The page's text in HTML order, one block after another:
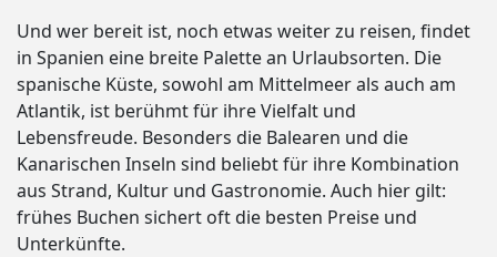
Und wer bereit ist, noch etwas weiter zu reisen, findet
in Spanien eine breite Palette an Urlaubsorten. Die
spanische Küste, sowohl am Mittelmeer als auch am
Atlantik, ist berühmt für ihre Vielfalt und
Lebensfreude. Besonders die Balearen und die
Kanarischen Inseln sind beliebt für ihre Kombination
aus Strand, Kultur und Gastronomie. Auch hier gilt:
frühes Buchen sichert oft die besten Preise und
Unterkünfte.